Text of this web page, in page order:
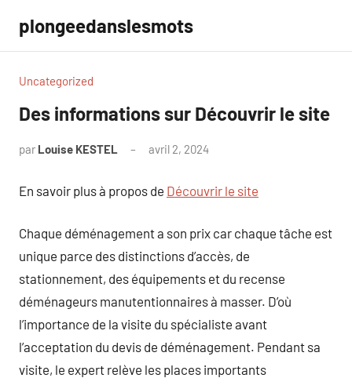
contenu
plongeedanslesmots
Uncategorized
Des informations sur Découvrir le site
par Louise KESTEL avril 2, 2024
En savoir plus à propos de Découvrir le site
Chaque déménagement a son prix car chaque tâche est
unique parce des distinctions d’accès, de
stationnement, des équipements et du recense
déménageurs manutentionnaires à masser. D’où
l’importance de la visite du spécialiste avant
l’acceptation du devis de déménagement. Pendant sa
visite, le expert relève les places importants